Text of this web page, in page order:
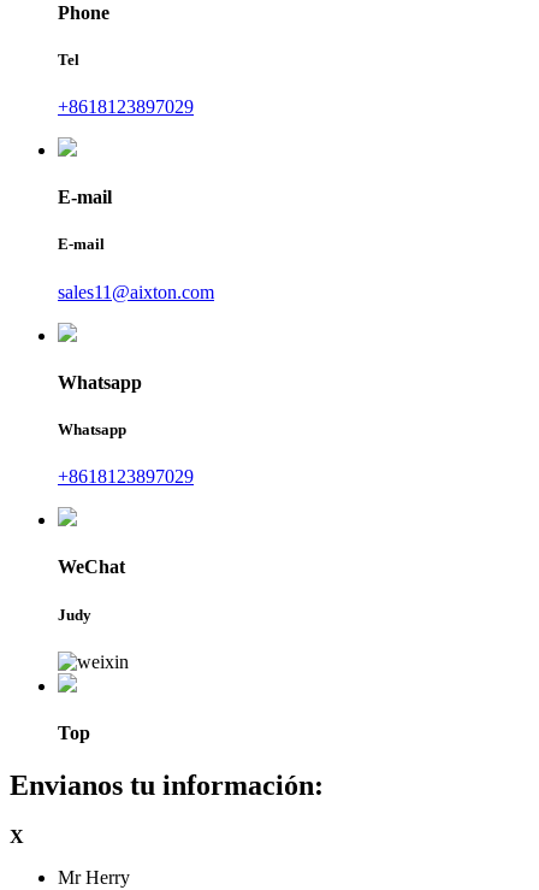
Phone
Tel
+8618123897029
E-mail
E-mail
sales11@aixton.com
Whatsapp
Whatsapp
+8618123897029
WeChat
Judy
Top
Envianos tu información:
X
Mr Herry